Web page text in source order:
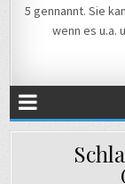
5 gennannt. Sie
wenn es u.a.